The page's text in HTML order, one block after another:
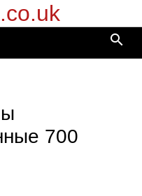
search
700